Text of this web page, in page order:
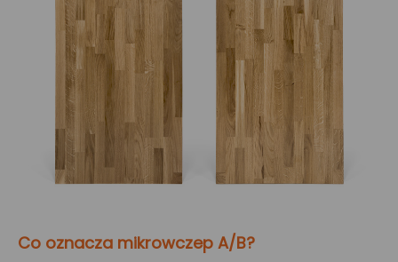
Co oznacza mikrowczep A/B?